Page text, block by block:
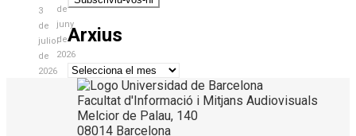
3
de
juliol
de
2026
de
juny
de
2026
Arxius
Arxius
Facultat d'Informació i Mitjans Audiovisuals
Melcior de Palau, 140
08014 Barcelona